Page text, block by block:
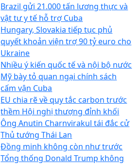
Brazil gửi 21.000 tấn lương thực và
vật tư y tế hỗ trợ Cuba
Hungary, Slovakia tiếp tục phủ
quyết khoản viện trợ 90 tỷ euro cho
Ukraine
Nhiều ý kiến quốc tế và nội bộ nước
Mỹ bày tỏ quan ngại chính sách
cấm vận Cuba
EU chia rẽ về quy tắc carbon trước
thềm Hội nghị thượng đỉnh khối
Ông Anutin Charnvirakul tái đắc cử
Thủ tướng Thái Lan
Đồng minh không còn như trước
Tổng thống Donald Trump không